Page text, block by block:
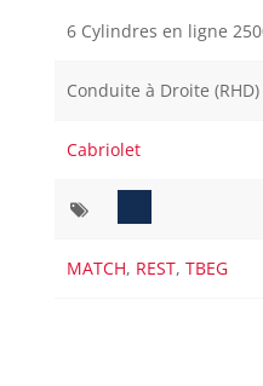
6 Cylindres en ligne
Conduite à Droite (RHD)
Cabriolet
MATCH, REST,TBEG